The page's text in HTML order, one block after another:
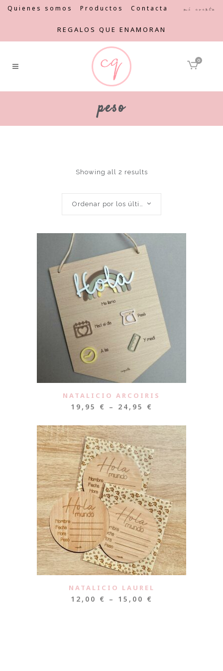
Quienes somos Productos Contacta Mi cuenta
REGALOS QUE ENAMORAN
0
peso
Showing all 2 results
Ordenar por los últimos
NATALICIO ARCOIRIS
19,95 € – 24,95 €
NATALICIO LAUREL
12,00 € – 15,00 €